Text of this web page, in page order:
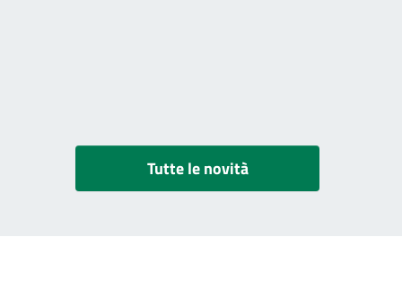
Tutte le novità